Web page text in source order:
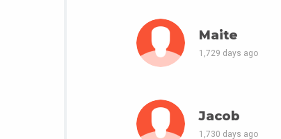
Maite
1,729 days ago
Jacob
1,730 days ago